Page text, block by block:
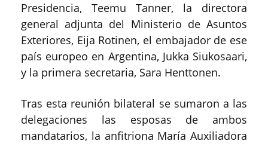
Presidencia, Teemu Tanner, la directora
general adjunta del Ministerio de Asuntos
Exteriores, Eija Rotinen, el embajador de ese
país europeo en Argentina, Jukka Siukosaari,
y la primera secretaria, Sara Henttonen.
Tras esta reunión bilateral se sumaron a las
delegaciones las esposas de ambos
mandatarios, la anfitriona María Auxiliadora